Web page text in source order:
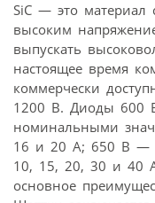
SiC — это
высоким
выпускать
настоящее время
коммерчески
1200 В. Диоды 600
номинальными
16 и 20 А; 650 В —
10, 15, 20, 30 и 40
основное